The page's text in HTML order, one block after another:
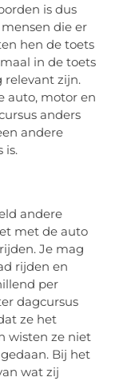
is dus
die er
hen de toets
in de toets
relevant zijn.
auto, motor en
anders
andere
is.
andere
met de auto
Je mag
rijden en
per
dagcursus
ze het
wisten ze niet
Bij het
wat zij